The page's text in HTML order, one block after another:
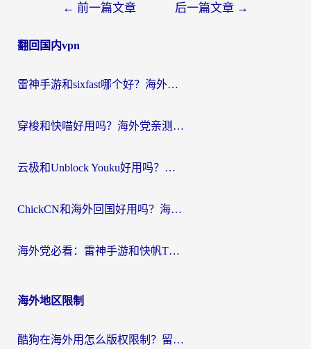
导
← 前一篇文章 后一篇文章 →
翻回国内vpn
雷神手游和sixfast哪个好？海外党亲测3款回国加速器，教你选对不踩坑
穿梭和快喵好用吗？海外党亲测：小众加速器对比+番茄加速器深度体验
云极和Unblock Youku好用吗？海外党亲测+2026回国加速器避坑指南
ChickCN和海外回国好用吗？海外党2026亲测：从手游到影音，选对加速器的3个关键
海外党必看：雷神手游和快帆TV版好用吗？3步选对回国加速器不踩坑
海外地区限制
酷狗在海外用怎么版权限制？留学生亲测：3步解决听国内音乐难题